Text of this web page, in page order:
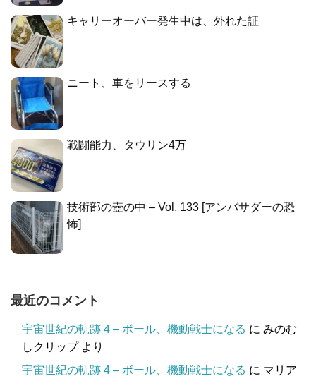
キャリーオーバー発生中は、外れた証
ニート、車をリースする
戦闘能力、タウリン4万
技術部の壺の中 – Vol. 133 [アンバサダーの恐
怖]
最近のコメント
宇宙世紀の軌跡 4 – ボール、機動戦士になる に みのむ
しクリップより
宇宙世紀の軌跡 4 – ボール、機動戦士になる に マリア